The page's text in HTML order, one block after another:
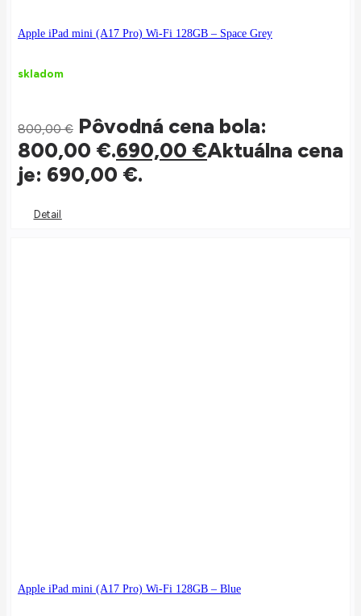
Apple iPad mini (A17 Pro) Wi-Fi 128GB – Space Grey
skladom
800,00€ Pôvodná cena bola:
800,00 €.690,00 €Aktuálna cena
je: 690,00 €.
Detail
Apple iPad mini (A17 Pro) Wi-Fi 128GB – Blue